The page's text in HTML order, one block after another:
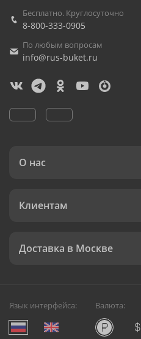
Бесплатно. Круглосуточно
8-800-333-0905
По любым вопросам
info@rus-buket.ru
О нас
Клиентам
Доставка в Москве
Язык интерфейса: Валюта: